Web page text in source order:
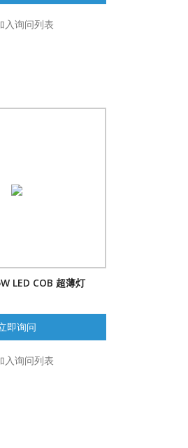
入询问列表
LED COB 超薄灯
即询问
入询问列表